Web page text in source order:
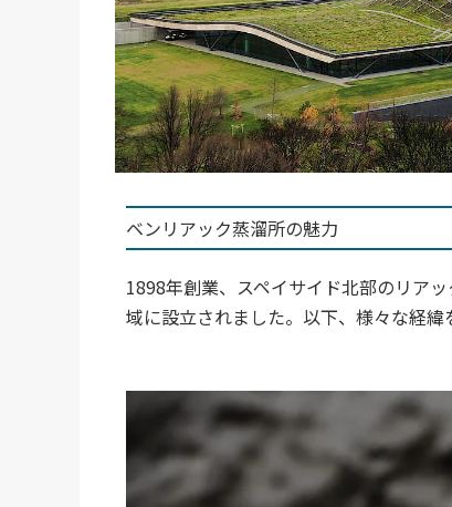
ベンリアック蒸溜所の魅力
1898年創業、スペイサイド北部のリア
域に設立されました。以下、様々な経緯